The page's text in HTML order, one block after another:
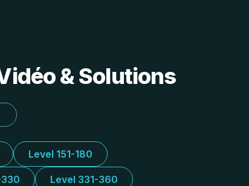
& Solutions
Level 151-180
Level 331-360